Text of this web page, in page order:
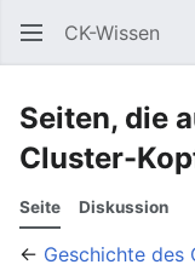
CK-Wissen
Seiten, die
Cluster-
Seite Diskussion
← Geschichte des